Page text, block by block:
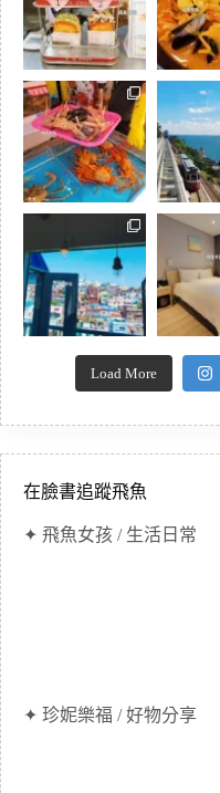
Load More
在臉書追蹤飛魚
✦ 飛魚女孩 / 生活日常
✦ 珍妮樂福 / 好物分享